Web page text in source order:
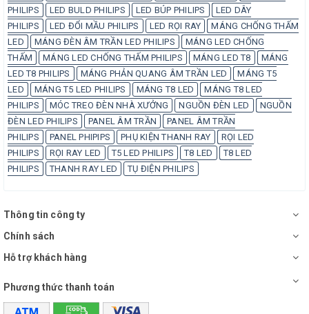
PHILIPS
LED BULD PHILIPS LED BÚP PHILIPS
LED DÂY
PHILIPS
LED ĐỔI MẦU PHILIPS LED RỌI RAY
MÁNG CHỐNG THẤM
LED
MÁNG ĐÈN ÂM TRẦN LED PHILIPS
MÁNG LED CHỐNG
THẤM
MÁNG LED CHỐNG THẤM PHILIPS MÁNG LED T8
MÁNG
LED T8 PHILIPS
MÁNG PHẢN QUANG ÂM TRẦN LED
MÁNG T5
LED
MÁNG T5 LED PHILIPS MÁNG T8 LED
MÁNG T8 LED
PHILIPS
MÓC TREO ĐÈN NHÀ XƯỞNG NGUỒN ĐÈN LED
NGUỒN
ĐÈN LED PHILIPS
PANEL ÂM TRẦN
PANEL ÂM TRẦN
PHILIPS
PANEL PHIPIPS PHỤ KIỆN THANH RAY
RỌI LED
PHILIPS
RỌI RAY LED T5 LED PHILIPS T8 LED
T8 LED
PHILIPS
THANH RAY LED TỤ ĐIỆN PHILIPS
Thông tin công ty
Chính sách
Hỗ trợ khách hàng
Phương thức thanh toán